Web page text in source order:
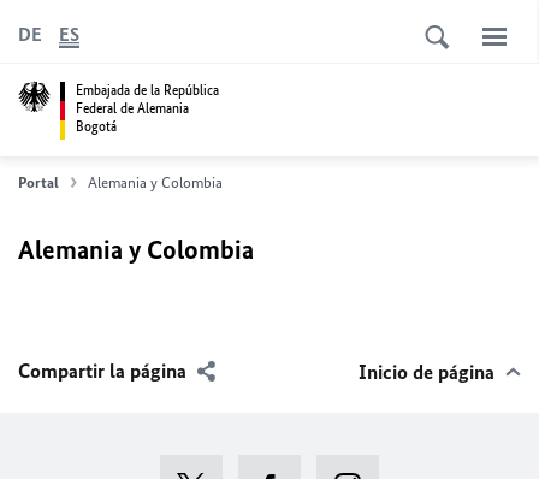
Embajada de la República
Federal de Alemania
Bogotá
DE ES
Portal Alemania y Colombia
Alemania y Colombia
Compartir la página Inicio de página